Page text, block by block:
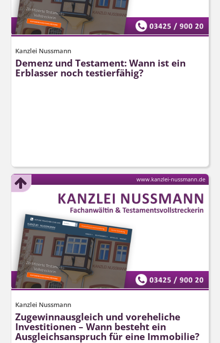
Kanzlei Nussmann
Demenz und Testament: Wann ist ein
Erblasser noch testierfähig?
Kanzlei Nussmann
Zugewinnausgleich und voreheliche
Investitionen – Wann besteht ein
Ausgleichsanspruch für eine Immobilie?
www.kanzlei-nussmann.de